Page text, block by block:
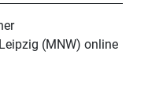
(MNW) online